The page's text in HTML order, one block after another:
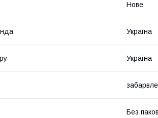
Нове
Україна
Україна
Без